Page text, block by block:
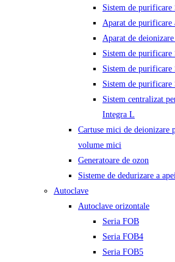
Sistem de purificare
Aparat de purificare
Aparat de
Sistem de
Sistem de purificare
Sistem de purificare
Sistem centralizat
Integra L
Cartuse mici de deionizare
volume mici
Generatoare de ozon
Sisteme de dedurizare a
Autoclave
Autoclave orizontale
Seria FOB
Seria FOB4
Seria FOB5